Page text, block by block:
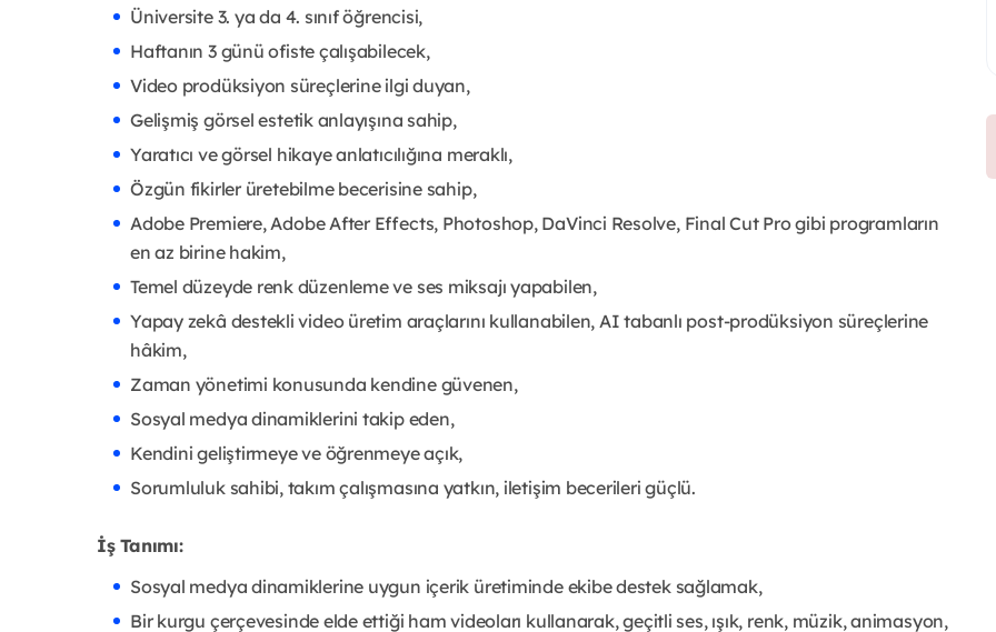
Üniversite 3. ya da 4. sınıf öğrencisi,
Haftanın 3 günü ofiste çalışabilecek,
Video prodüksiyon süreçlerine ilgi duyan,
Gelişmiş görsel estetik anlayışına sahip,
Yaratıcı ve görsel hikaye anlatıcılığına meraklı,
Özgün fikirler üretebilme becerisine sahip,
Adobe Premiere, Adobe After Effects, Photoshop, DaVinci Resolve, Final Cut Pro gibi programların
en az birine hakim,
Temel düzeyde renk düzenleme ve ses miksajı yapabilen,
Yapay zekâ destekli video üretim araçlarını kullanabilen, AI tabanlı post-prodüksiyon süreçlerine
hâkim,
Zaman yönetimi konusunda kendine güvenen,
Sosyal medya dinamiklerini takip eden,
Kendini geliştirmeye ve öğrenmeye açık,
Sorumluluk sahibi, takım çalışmasına yatkın, iletişim becerileri güçlü.
İş Tanımı:
Sosyal medya dinamiklerine uygun içerik üretiminde ekibe destek sağlamak,
Bir kurgu çerçevesinde elde ettiği ham videoları kullanarak, geçitli ses, ışık, renk, müzik, animasyon,